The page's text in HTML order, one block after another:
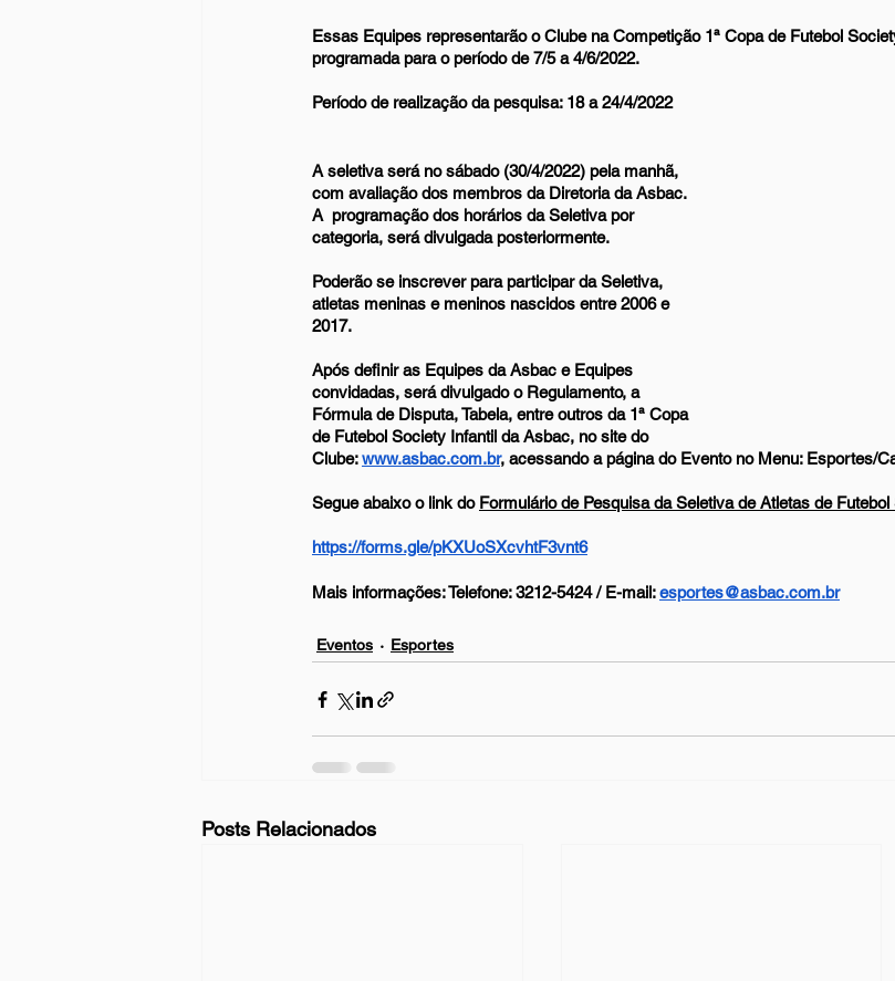
Essas Equipes representarão o Clube na Competição 1ª Copa de Futebol
programada para o período de 7/5 a 4/6/2022.
Período de realização da pesquisa: 18 a 24/4/2022
A seletiva será no sábado (30/4/2022) pela manhã,
com avaliação dos membros da Diretoria da Asbac.
A  programação dos horários da Seletiva por
categoria, será divulgada posteriormente.
Poderão se inscrever para participar da Seletiva,
atletas meninas e meninos nascidos entre 2006 e
2017.
Após definir as Equipes da Asbac e Equipes
convidadas, será divulgado o Regulamento, a
Fórmula de Disputa, Tabela, entre outros da 1ª Copa
de Futebol Society Infantil da Asbac, no site do
Clube: www.asbac.com.br, acessando a página do Evento no Menu: Esportes/
Segue abaixo o link do Formulário de Pesquisa da Seletiva de Atletas de
https://forms.gle/pKXUoSXcvhtF3vnt6
Mais informações: Telefone: 3212-5424 / E-mail: esportes@asbac.com.br
Eventos Esportes
Posts Relacionados